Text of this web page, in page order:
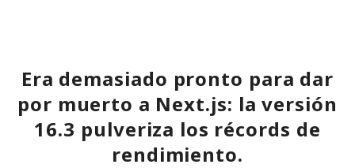
Un comando oculto en hebreo eludió la seguridad de Atlas y
otros navegadores con IA.
Era demasiado pronto para dar
por muerto a Next.js: la versión
16.3 pulveriza los récords de
rendimiento.